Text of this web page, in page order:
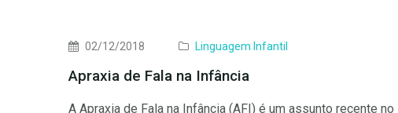
02/12/2018 Linguagem Infantil
Apraxia de Fala na Infância
A Apraxia de Fala na Infância (AFI) é um assunto recente